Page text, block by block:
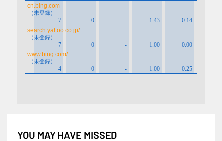
YOU MAY HAVE MISSED